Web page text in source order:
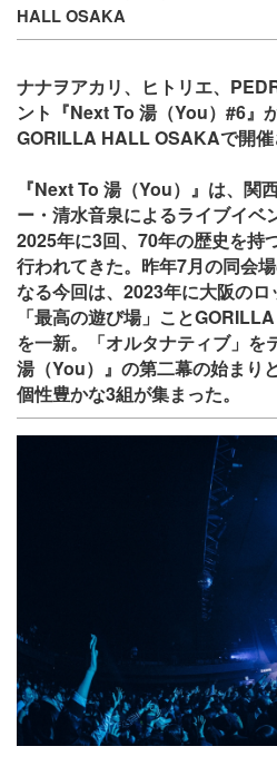
HALL OSAKA
ナナヲアカリ、ヒトリエ、
ント『Next To 湯（You）#6』
GORILLA HALL OSAKAで開催
『Next To 湯（You）』は、関
ー・清水音泉によるライブイベ
2025年に3回、70年の歴史を持
行われてきた。昨年7月の同会
なる今回は、2023年に大阪の
「最高の遊び場」こと
を一新。「オルタナティブ」を
湯（You）』の第二幕の始まり
個性豊かな3組が集まった。